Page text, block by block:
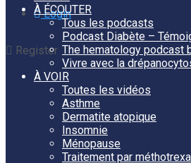
Login
Register
À ÉCOUTER
Tous les podcasts
Podcast Diabète –
The hematology podcast
Vivre avec la
À VOIR
Toutes les vidéos
Asthme
Dermatite atopique
Insomnie
Ménopause
Traitement par